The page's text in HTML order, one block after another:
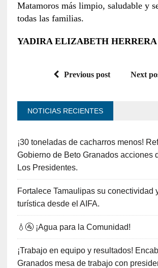
Matamoros más limpio, saludable y
todas las familias.
YADIRA ELIZABETH
Previous post Next
NOTICIAS RECIENTES
¡30 toneladas de cacharros menos!
Gobierno de Beto Granados acciones
Los Presidentes.
Fortalece Tamaulipas su conectividad
turística desde el AIFA.
💧🚰 ¡Agua para la Comunidad!
¡Trabajo en equipo y resultados!
Granados mesa de trabajo con